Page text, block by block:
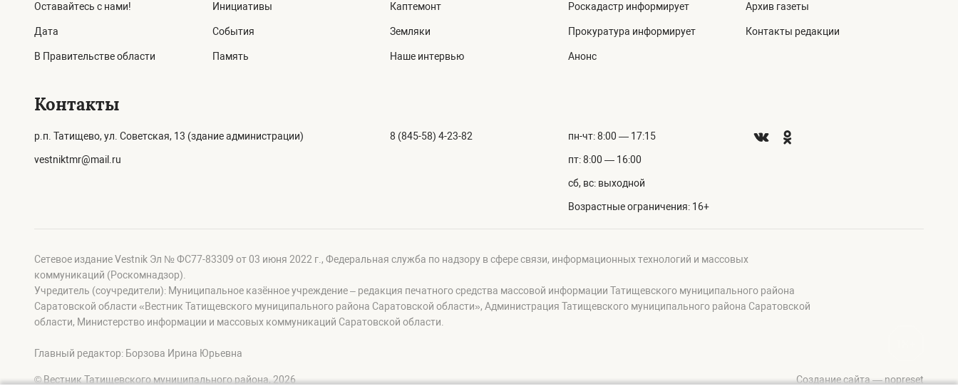
Оставайтесь с нами!
Дата
В Правительстве области
Инициативы
События
Память
Каптемонт
Земляки
Наше интервью
Роскадастр информирует
Прокуратура информирует
Анонс
Архив газеты
Контакты редакции
Контакты
р.п. Татищево, ул. Советская, 13 (здание администрации)
vestniktmr@mail.ru
8 (845-58) 4-23-82 пн-чт: 8:00 — 17:15
пт: 8:00 — 16:00
сб, вс: выходной
Возрастные ограничения: 16+
Сетевое издание Vestnik Эл № ФС77-83309 от 03 июня 2022 г., Федеральная служба по надзору в сфере связи, информационных технологий и массовых
коммуникаций (Роскомнадзор).
Учредитель (соучредители): Муниципальное казённое учреждение – редакция печатного средства массовой информации Татищевского муниципального района
Саратовской области «Вестник Татищевского муниципального района Саратовской области», Администрация Татищевского муниципального района Саратовской
области, Министерство информации и массовых коммуникаций Саратовской области.
Главный редактор: Борзова Ирина Юрьевна
© Вестник Татищевского муниципального района, 2026 Создание сайта — nopreset